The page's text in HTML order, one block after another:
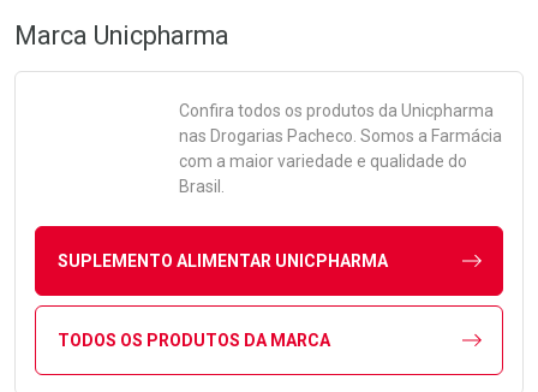
Marca Unicpharma
Confira todos os produtos da Unicpharma
nas Drogarias Pacheco. Somos a Farmácia
com a maior variedade e qualidade do
Brasil.
SUPLEMENTO ALIMENTAR UNICPHARMA
TODOS OS PRODUTOS DA MARCA